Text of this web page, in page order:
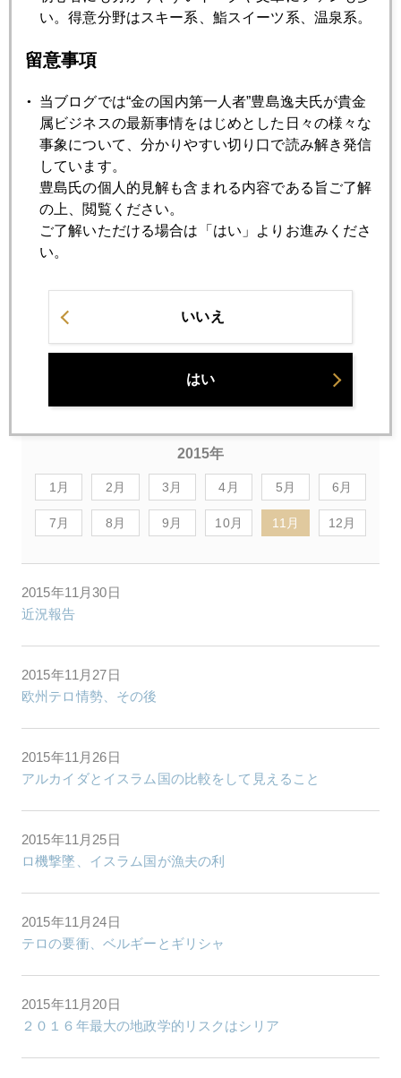
もう、ポルチーニもシーズン終わりなので、今年最後と思っ
て食した。
それから､内田恭子さんとの朝日新聞対談
出たよ↓本紙掲載も近々｡
iref=comtop_fbox_u07
2015年
1月 2月 3月 4月 5月 6月
7月 8月 9月 10月 11月 12月
2015年11月30日
近況報告
2015年11月27日
欧州テロ情勢、その後
2015年11月26日
アルカイダとイスラム国の比較をして見えること
2015年11月25日
ロ機撃墜、イスラム国が漁夫の利
2015年11月24日
テロの要衝、ベルギーとギリシャ
2015年11月20日
２０１６年最大の地政学的リスクはシリア
い。得意分野はスキー系、鮨スイーツ系、温泉系。
留意事項
当ブログでは“金の国内第一人者”豊島逸夫氏が貴金
属ビジネスの最新事情をはじめとした日々の様々な
事象について、分かりやすい切り口で読み解き発信
しています。
豊島氏の個人的見解も含まれる内容である旨ご了解
の上、閲覧ください。
ご了解いただける場合は「はい」よりお進みくださ
い。
いいえ
はい